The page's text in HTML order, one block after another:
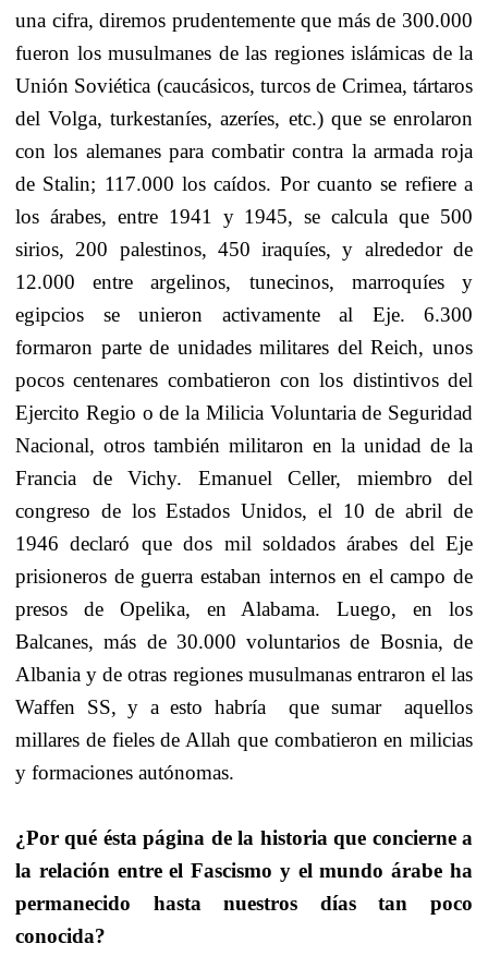
una cifra, diremos prudentemente que más de 300.000
fueron los musulmanes de las regiones islámicas de la
Unión Soviética (caucásicos, turcos de Crimea, tártaros
del Volga, turkestaníes, azeríes, etc.) que se enrolaron
con los alemanes para combatir contra la armada roja
de Stalin; 117.000 los caídos. Por cuanto se refiere a
los árabes, entre 1941 y 1945, se calcula que 500
sirios, 200 palestinos, 450 iraquíes, y alrededor de
12.000 entre argelinos, tunecinos, marroquíes y
egipcios se unieron activamente al Eje. 6.300
formaron parte de unidades militares del Reich, unos
pocos centenares combatieron con los distintivos del
Ejercito Regio o de la Milicia Voluntaria de Seguridad
Nacional, otros también militaron en la unidad de la
Francia de Vichy. Emanuel Celler, miembro del
congreso de los Estados Unidos, el 10 de abril de
1946 declaró que dos mil soldados árabes del Eje
prisioneros de guerra estaban internos en el campo de
presos de Opelika, en Alabama. Luego, en los
Balcanes, más de 30.000 voluntarios de Bosnia, de
Albania y de otras regiones musulmanas entraron el las
Waffen SS, y a esto habría
que sumar
aquellos
millares de fieles de Allah que combatieron en milicias
y formaciones autónomas.
¿Por qué ésta página de la historia que concierne a
la relación entre el Fascismo y el mundo árabe ha
permanecido hasta nuestros días tan poco
conocida?